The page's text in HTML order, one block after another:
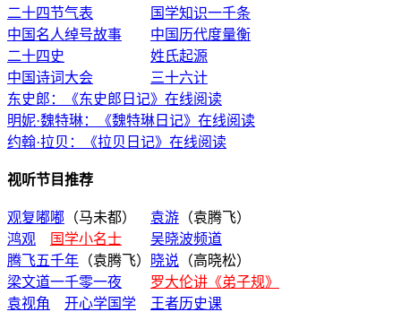
二十四节气表
国学知识一千条
中国名人绰号故事
中国历代度量衡
二十四史
姓氏起源
中国诗词大会
三十六计
东史郎：《东史郎日记》在线阅读
明妮·魏特琳：《魏特琳日记》在线阅读
约翰·拉贝：《拉贝日记》在线阅读
视听节目推荐
观复嘟嘟 （马未都） 袁游 （袁腾飞）
鸿观
国学小名士
吴晓波频道
腾飞五千年 （袁腾飞） 晓说 （高晓松）
梁文道一千零一夜
罗大伦讲《弟子规》
袁视角
开心学国学 王者历史课